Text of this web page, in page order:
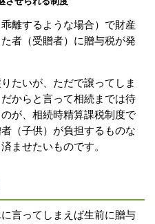
離するような場合）で財産
者（受贈者）に贈与税が発
たいが、ただで譲ってしま
からと言って相続までは待
が、相続時精算課税制度で
（子供）が負担するものな
ませたいものです。
言ってしまえば生前に贈与